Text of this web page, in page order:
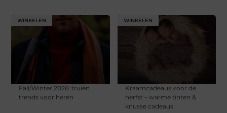
WINKELEN
Fall/Winter 2026: truien
trends voor heren
WINKELEN
Kraamcadeaus voor de
herfst – warme tinten &
knusse cadeaus